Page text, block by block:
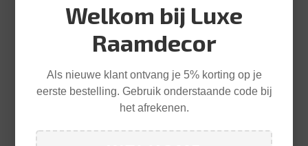
Welkom bij Luxe
Raamdecor
Als nieuwe klant ontvang je 5% korting op je
eerste bestelling. Gebruik onderstaande code bij
het afrekenen.